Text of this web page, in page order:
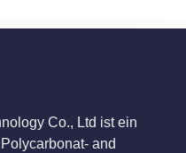
Co., Ltd ist ein
and